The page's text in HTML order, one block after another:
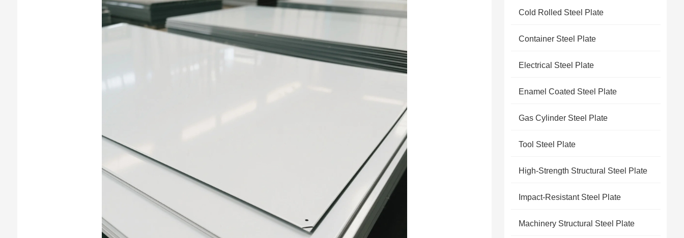
Cold Rolled Steel Plate
Container Steel Plate
Electrical Steel Plate
Enamel Coated Steel Plate
Gas Cylinder Steel Plate
Tool Steel Plate
High-Strength Structural Steel Plate
Impact-Resistant Steel Plate
Machinery Structural Steel Plate